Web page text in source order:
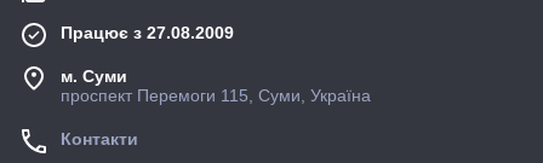
Працює з 27.08.2009
м. Суми
проспект Перемоги 115, Суми, Україна
Контакти